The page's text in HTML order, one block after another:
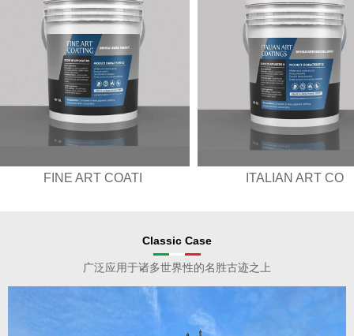
FINE ART COATI ITALIAN ART CO
Classic Case
广泛应用于诸多世界性的名胜古迹之上